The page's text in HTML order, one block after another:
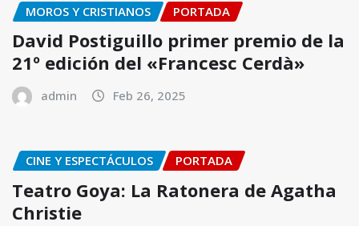
MOROS Y CRISTIANOS PORTADA
David Postiguillo primer premio de la
21º edición del «Francesc Cerdà»
admin Feb 26, 2025
CINE Y ESPECTÁCULOS PORTADA
Teatro Goya: La Ratonera de Agatha
Christie